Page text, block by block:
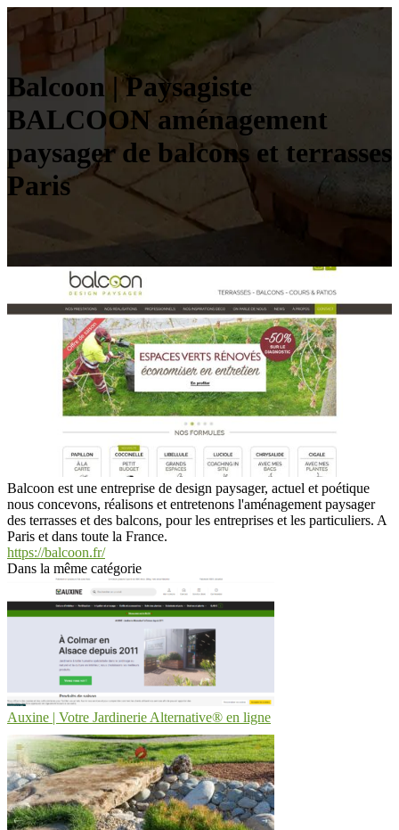
Balcoon | Paysagiste
BALCOON aménagement
paysager de balcons et terrasses
Paris
Balcoon est une entreprise de design paysager, actuel et poétique
nous concevons, réalisons et entretenons l'aménagement paysager
des terrasses et des balcons, pour les entreprises et les particuliers. A
Paris et dans toute la France.
https://balcoon.fr/
Dans la même catégorie
Auxine | Votre Jardinerie Alternative® en ligne